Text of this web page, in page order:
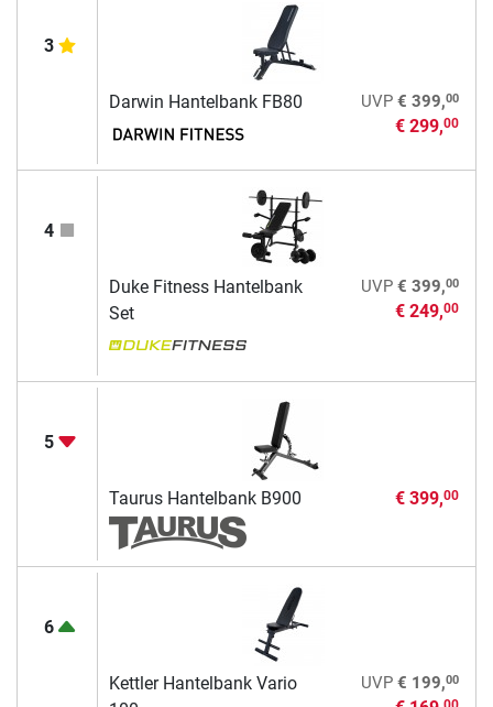
3
Darwin Hantelbank FB80 UVP € 399,00
€ 299,00
4
Duke Fitness Hantelbank
Set
UVP € 399,00
€ 249,00
5
Taurus Hantelbank B900 € 399,00
6
Kettler Hantelbank Vario
UVP € 199,00